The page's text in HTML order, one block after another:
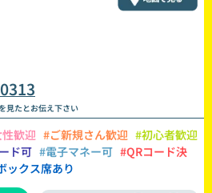
見たとお伝え下さい
歓迎 #ご新規さん歓迎 #初心者歓迎
ド可 #電子マネー可 #QRコード決
ックス席あり